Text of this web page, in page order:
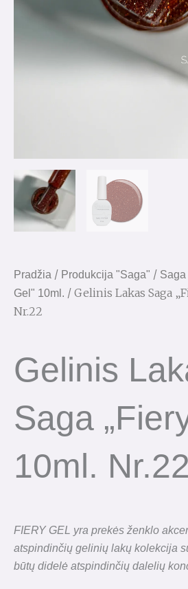
Pradžia / Produkcija "Saga" /
Gel" 10ml. / Gelinis Lakas Saga
Nr.22
Gelinis
Saga
10ml. Nr.22
FIERY GEL yra prekės ženklo
atspindinčių gelinių lakų kolekcija
būtų didelė atspindinčių dalelių